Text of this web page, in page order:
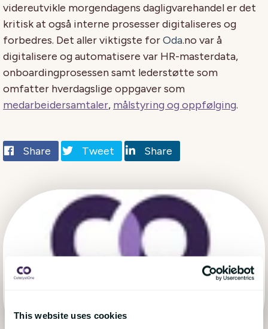
This website uses cookies
videreutvikle morgendagens dagligvarehandel er det
kritisk at også interne prosesser digitaliseres og
forbedres. Det aller viktigste forOda.no var å
digitalisere og automatisere var HR-masterdata,
onboardingprosessen samt lederstøtte som
omfatter hverdagslige oppgaver som
medarbeidersamtaler, målstyring og oppfølging.
Share Tweet Share